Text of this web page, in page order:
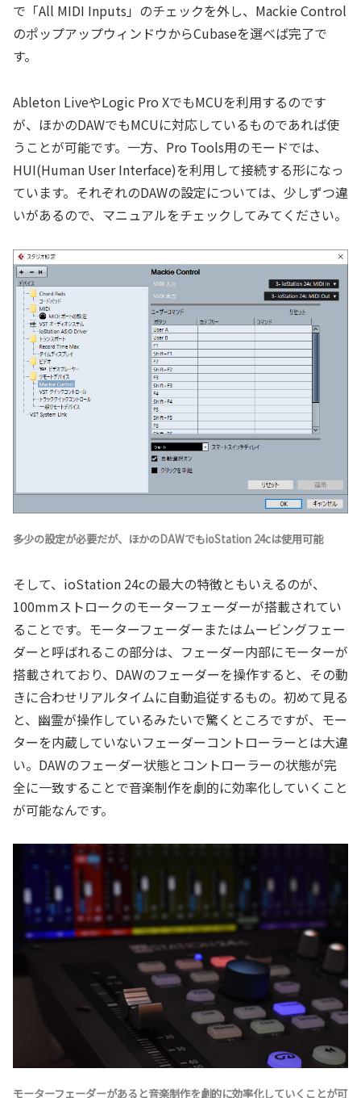
で「All MIDI Inputs」のチェックを外し、Mackie Control
のポップアップウィンドウからCubaseを選べば完了で
す。
Ableton LiveやLogic Pro XでもMCUを利用するのです
が、ほかのDAWでもMCUに対応しているものであれば使
うことが可能です。一方、Pro Tools用のモードでは、
HUI(Human User Interface)を利用して接続する形になっ
ています。それぞれのDAWの設定については、少しずつ違
いがあるので、マニュアルをチェックしてみてください。
多少の設定が必要だが、ほかのDAWでもioStation 24cは使用可能
そして、ioStation 24cの最大の特徴ともいえるのが、
100mmストロークのモーターフェーダーが搭載されてい
ることです。モーターフェーダーまたはムービングフェー
ダーと呼ばれるこの部分は、フェーダー内部にモーターが
搭載されており、DAWのフェーダーを操作すると、その動
きに合わせリアルタイムに自動追従するもの。初めて見る
と、幽霊が操作しているみたいで驚くところですが、モー
ターを内蔵していないフェーダーコントローラーとは大違
い。DAWのフェーダー状態とコントローラーの状態が完
全に一致することで音楽制作を劇的に効率化していくこと
が可能なんです。
モーターフェーダーがあると音楽制作を劇的に効率化していくことが可